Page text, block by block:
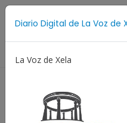
Diario Digital de La Voz de
La Voz de Xela